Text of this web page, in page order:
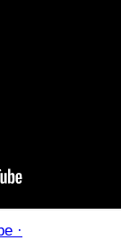
·